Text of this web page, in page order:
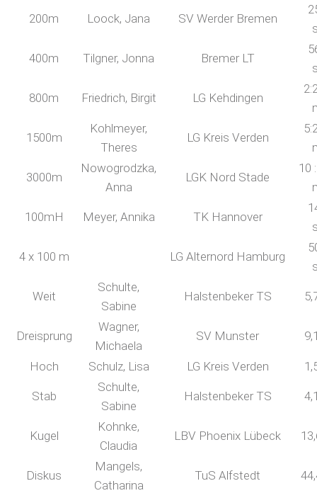
200m Loock, Jana SV Werder Bremen
400m Tilgner, Jonna Bremer LT
800m Friedrich, Birgit LG Kehdingen
1500m
Kohlmeyer,
Theres
LG Kreis Verden
3000m
Nowogrodzka,
Anna
LGK Nord Stade
10
100mH Meyer, Annika TK Hannover
4 x 100 m LG Alternord Hamburg
Weit
Schulte,
Sabine
Halstenbeker TS
Dreisprung
Wagner,
Michaela
SV Munster
Hoch Schulz, Lisa LG Kreis Verden
Stab
Schulte,
Sabine
Halstenbeker TS
Kugel
Kohnke,
Claudia
LBV Phoenix Lübeck
Diskus
Mangels,
Catharina
TuS Alfstedt